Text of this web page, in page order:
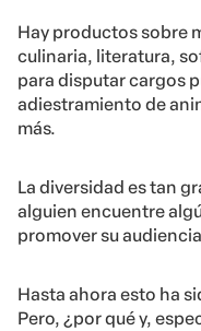
Hay productos sobre
culinaria, literatura,
para disputar cargos
adiestramiento de
más.
La diversidad es tan
alguien encuentre
promover su
Hasta ahora esto ha
Pero, ¿por qué y,